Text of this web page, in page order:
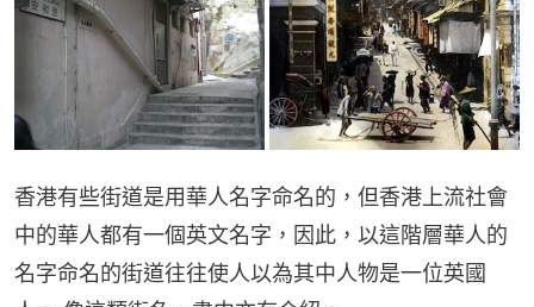
香港有些街道是用華人名字命名的，但香港上流社會
中的華人都有一個英文名字，因此，以這階層華人的
名字命名的街道往往使人以為其中人物是一位英國